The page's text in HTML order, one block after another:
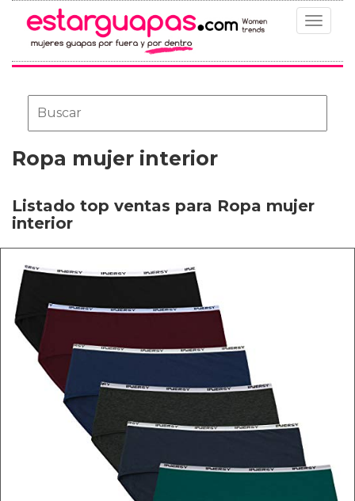
Toggle
Ropa mujer interior
Listado top ventas para Ropa mujer
interior